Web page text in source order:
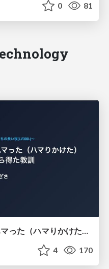
0 81
4 170